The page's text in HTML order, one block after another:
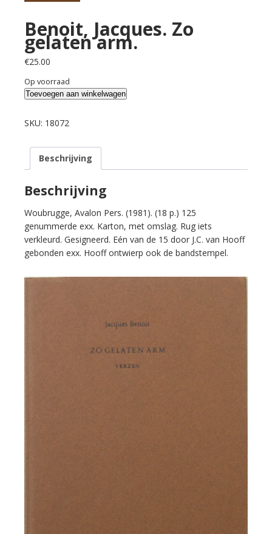
Benoit, Jacques. Zo
gelaten arm.
€25.00
Op voorraad
Benoit,
Zo
arm.
aantal
Toevoegen aan winkelwagen
SKU: 18072
Beschrijving
Beschrijving
Woubrugge, Avalon Pers. (1981). (18 p.) 125
genummerde exx. Karton, met omslag. Rug iets
verkleurd. Gesigneerd. Eén van de 15 door J.C. van Hooff
gebonden exx. Hooff ontwierp ook de bandstempel.